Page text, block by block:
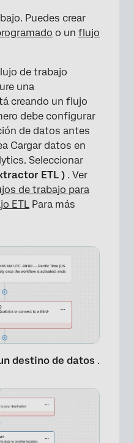
Puedes crear
o un flujo
de trabajo
una
creando un flujo
debe configurar
de datos antes
Cargar datos en
Seleccionar
ETL ) . Ver
de trabajo para
ETL Para más
destino de datos .